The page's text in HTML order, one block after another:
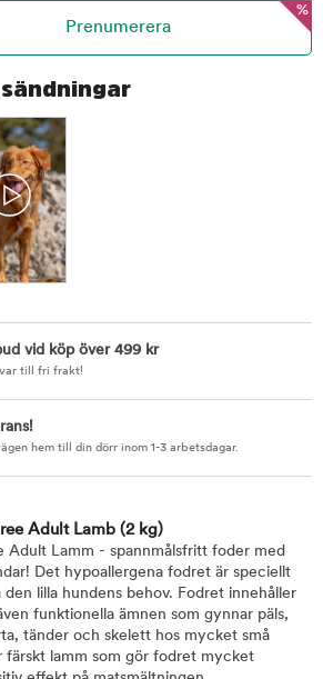
%
vid köp över 499 kr
till fri frakt!
hem till din dörr inom 1-3 arbetsdagar.
Adult Lamb (2 kg)
Adult Lamm - spannmålsfritt foder med
Det hypoallergena fodret är speciellt
lilla hundens behov. Fodret innehåller
funktionella ämnen som gynnar päls,
tänder och skelett hos mycket små
färskt lamm som gör fodret mycket